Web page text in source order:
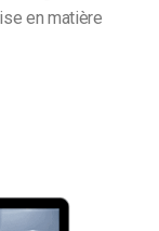
en matière